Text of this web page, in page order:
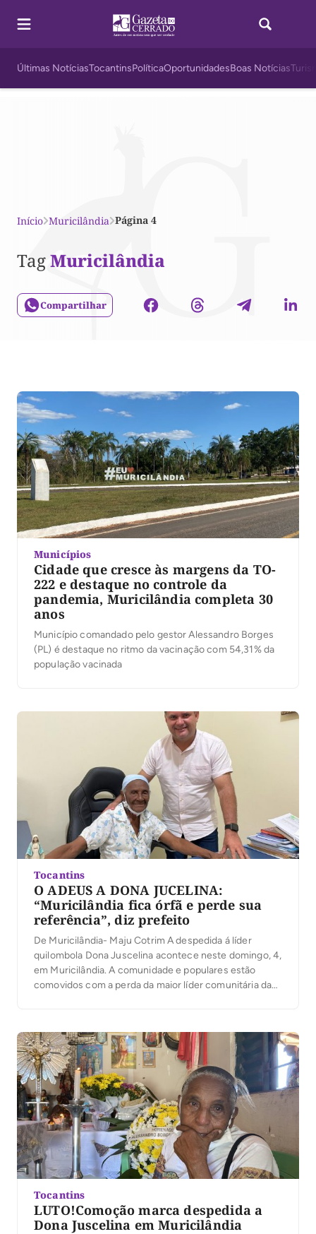
Últimas NotíciasTocantinsPolíticaOportunidadesBoas Notícias
Início Muricilândia Página 4
TagMuricilândia
Compartilhar
Municípios
Cidade que cresce às margens da TO-
222 e destaque no controle da
pandemia, Muricilândia completa 30
anos
Município comandado pelo gestor Alessandro Borges
(PL) é destaque no ritmo da vacinação com 54,31% da
população vacinada
Tocantins
O ADEUS A DONA JUCELINA:
“Muricilândia fica órfã e perde sua
referência”, diz prefeito
De Muricilândia- Maju Cotrim A despedida á líder
quilombola Dona Juscelina acontece neste domingo, 4,
em Muricilândia. A comunidade e populares estão
comovidos com a perda da maior líder comunitária da
afirmou o prefeito da cidade, […]
Tocantins
LUTO!Comoção marca despedida a
Dona Juscelina em Muricilândia